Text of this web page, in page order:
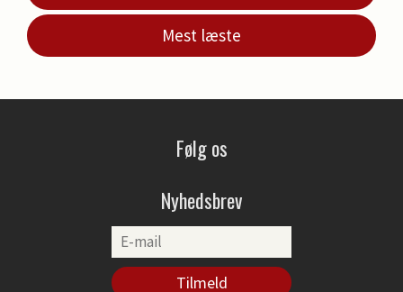
Mest læste
Følg os
Nyhedsbrev